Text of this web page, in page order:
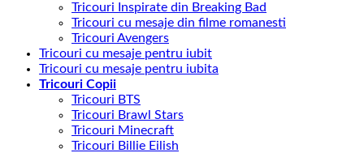
Tricouri Inspirate din Breaking Bad
Tricouri cu mesaje din filme romanesti
Tricouri Avengers
Tricouri cu mesaje pentru iubit
Tricouri cu mesaje pentru iubita
Tricouri Copii
Tricouri BTS
Tricouri Brawl Stars
Tricouri Minecraft
Tricouri Billie Eilish